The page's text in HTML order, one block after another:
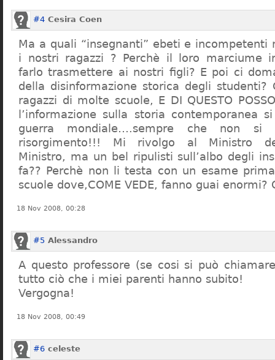
#4 Cesira Coen
Ma a quali “insegnanti” ebeti e
i nostri ragazzi ? Perchè il loro marciume
farlo trasmettere ai nostri figli? E poi ci
della disinformazione storica degli
ragazzi di molte scuole, E DI QUESTO POSSO
l’informazione sulla storia contemporanea
guerra mondiale….sempre che non
risorgimento!!! Mi rivolgo al Ministro
Ministro, ma un bel ripulisti sull’albo degli
fa?? Perchè non li testa con un esame
scuole dove,COME VEDE, fanno guai enormi?
18 Nov 2008, 00:28
#5 Alessandro
A questo professore (se cosi si può
tutto ciò che i miei parenti hanno subito!
Vergogna!
18 Nov 2008, 00:49
#6 celeste